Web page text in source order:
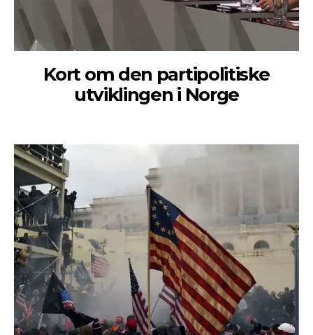
Kort om den partipolitiske
utviklingen i Norge